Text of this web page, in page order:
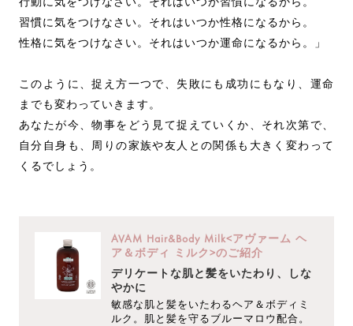
習慣に気をつけなさい。それはいつか性格になるから。
性格に気をつけなさい。それはいつか運命になるから。」
このように、捉え方一つで、失敗にも成功にもなり、運命
までも変わっていきます。
あなたが今、物事をどう見て捉えていくか、それ次第で、
自分自身も、周りの家族や友人との関係も大きく変わって
くるでしょう。
AVAM Hair&Body Milk<アヴァーム ヘ
ア＆ボディ ミルク>のご紹介
デリケートな肌と髪をいたわり、しな
やかに
敏感な肌と髪をいたわるヘア＆ボディミ
ルク。肌と髪を守るブルーマロウ配合。